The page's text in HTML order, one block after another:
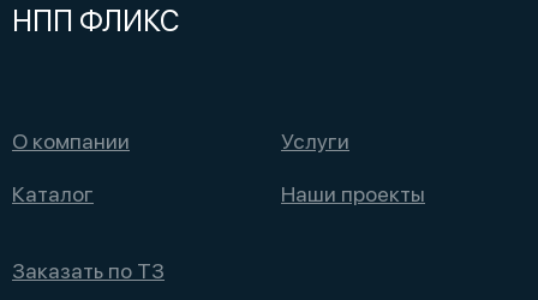
НПП ФЛИКС
О компании
Каталог
Услуги
Наши проекты
Заказать по ТЗ